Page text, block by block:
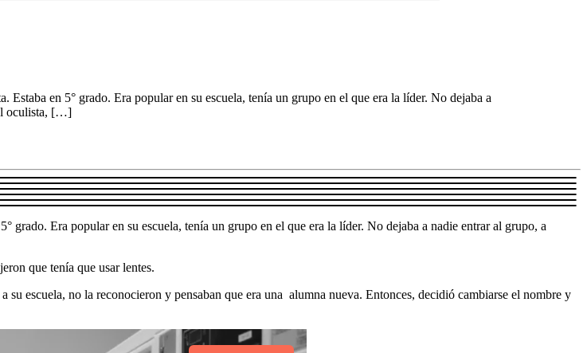
en 5° grado. Era popular en su escuela, tenía un grupo en el que era la líder. No dejaba a
oculista, […]
Era popular en su escuela, tenía un grupo en el que era la líder. No dejaba a nadie entrar al grupo, a
que tenía que usar lentes.
escuela, no la reconocieron y pensaban que era una alumna nueva. Entonces, decidió cambiarse el nombre y